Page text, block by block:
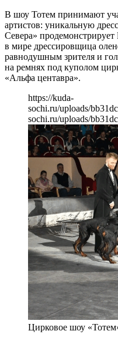
В шоу Тотем принимают
артистов: уникальную
Севера»
в мире дрессировщица
равнодушным зрителя и
на ремнях под куполом
«Альфа центавра».
https://kuda-
sochi.ru/uploads/
sochi.ru/uploads/
Цирковое шоу